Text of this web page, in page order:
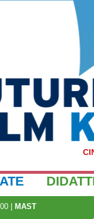
MAST